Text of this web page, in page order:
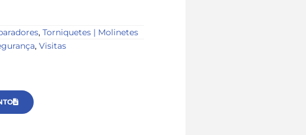
, Torniquetes | Molinetes
, Visitas